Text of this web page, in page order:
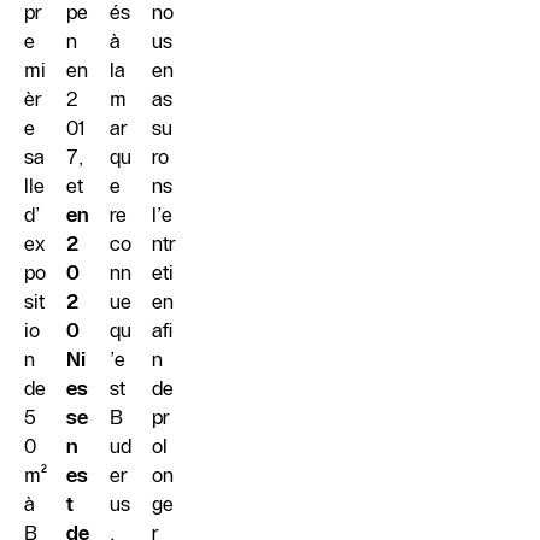
pr
e
mi
èr
e
sa
lle
d’
ex
po
sit
io
n
de
5
0
m²
à
B
pe
n
en
2
01
7,
et
en
2
0
2
0
Ni
es
se
n
es
t
de
és
à
la
m
ar
qu
e
re
co
nn
ue
qu
’e
st
B
ud
er
us
.
no
us
en
as
su
ro
ns
l’e
ntr
eti
en
afi
n
de
pr
ol
on
ge
r